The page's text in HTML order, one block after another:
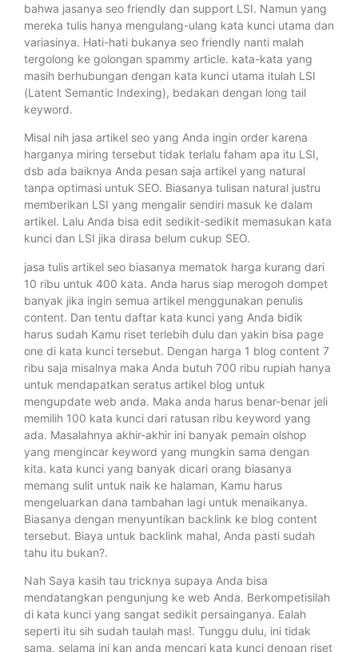
bahwa jasanya seo friendly dan support LSI. Namun yang
mereka tulis hanya mengulang-ulang kata kunci utama dan
variasinya. Hati-hati bukanya seo friendly nanti malah
tergolong ke golongan spammy article. kata-kata yang
masih berhubungan dengan kata kunci utama itulah LSI
(Latent Semantic Indexing), bedakan dengan long tail
keyword.
Misal nih jasa artikel seo yang Anda ingin order karena
harganya miring tersebut tidak terlalu faham apa itu LSI,
dsb ada baiknya Anda pesan saja artikel yang natural
tanpa optimasi untuk SEO. Biasanya tulisan natural justru
memberikan LSI yang mengalir sendiri masuk ke dalam
artikel. Lalu Anda bisa edit sedikit-sedikit memasukan kata
kunci dan LSI jika dirasa belum cukup SEO.
jasa tulis artikel seo biasanya mematok harga kurang dari
10 ribu untuk 400 kata. Anda harus siap merogoh dompet
banyak jika ingin semua artikel menggunakan penulis
content. Dan tentu daftar kata kunci yang Anda bidik
harus sudah Kamu riset terlebih dulu dan yakin bisa page
one di kata kunci tersebut. Dengan harga 1 blog content 7
ribu saja misalnya maka Anda butuh 700 ribu rupiah hanya
untuk mendapatkan seratus artikel blog untuk
mengupdate web anda. Maka anda harus benar-benar jeli
memilih 100 kata kunci dari ratusan ribu keyword yang
ada. Masalahnya akhir-akhir ini banyak pemain olshop
yang mengincar keyword yang mungkin sama dengan
kita. kata kunci yang banyak dicari orang biasanya
memang sulit untuk naik ke halaman, Kamu harus
mengeluarkan dana tambahan lagi untuk menaikanya.
Biasanya dengan menyuntikan backlink ke blog content
tersebut. Biaya untuk backlink mahal, Anda pasti sudah
tahu itu bukan?.
Nah Saya kasih tau tricknya supaya Anda bisa
mendatangkan pengunjung ke web Anda. Berkompetisilah
di kata kunci yang sangat sedikit persainganya. Ealah
seperti itu sih sudah taulah mas!. Tunggu dulu, ini tidak
sama, selama ini kan anda mencari kata kunci dengan riset